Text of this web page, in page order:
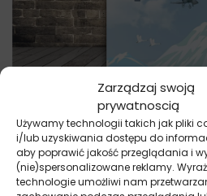
Zarządzaj swoją
prywatnoscią
Używamy technologii takich jak pliki
i/lub uzyskiwania dostępu do
aby poprawić jakość przeglądania i
(nie)spersonalizowane reklamy.
technologie umożliwi nam
Obrazy
Balony i Samoloty w Kraju
105.33zł 79.00zł
Najniższa cena promocyjna z